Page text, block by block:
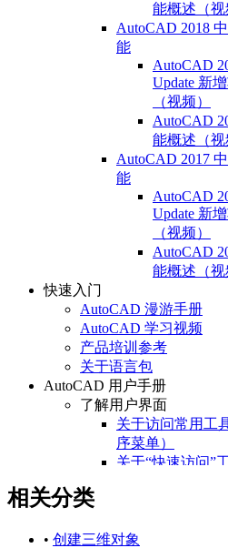
能概述（视
AutoCAD 2018
能
AutoCAD
Update 新
（视频）
AutoCAD
能概述（视
AutoCAD 2017
能
AutoCAD
Update 新
（视频）
AutoCAD
能概述（视
快速入门
AutoCAD 漫游手册
AutoCAD 学习视频
产品培训参考
关于语言包
AutoCAD 用户手册
了解用户界面
关于访问常用工
序菜单）
关于“快速访问”
关于快捷菜单
相关分类
• 创建三维对象